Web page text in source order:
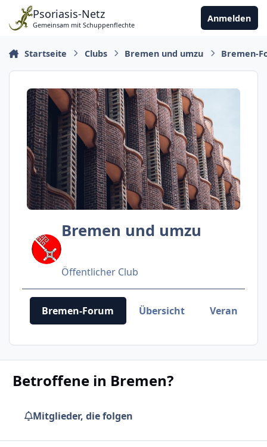
Zu Inhalt springen
Psoriasis-Netz
Gemeinsam mit Schuppenflechte
Anmelden
Startseite Clubs Bremen und umzu Bremen-
Bremen und umzu
Öffentlicher Club
Bremen-Forum Übersicht
Betroffene in Bremen?
Mitglieder, die folgen